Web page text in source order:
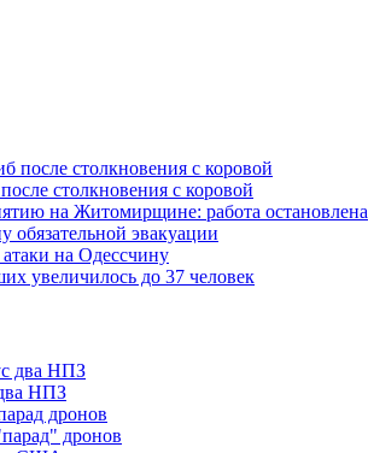
столкновения с коровой
на Житомирщине: работа остановлена
обязательной эвакуации
на Одессчину
увеличилось до 37 человек
НПЗ
дронов